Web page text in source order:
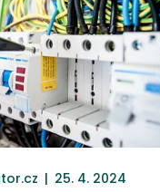
| 25. 4. 2024